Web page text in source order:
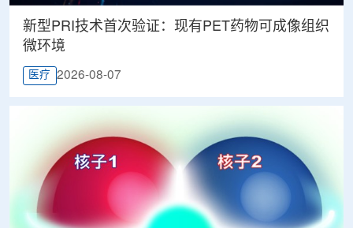
新型PRI技术首次验证：现有PET药物可成像组织
微环境
医疗 2026-08-07